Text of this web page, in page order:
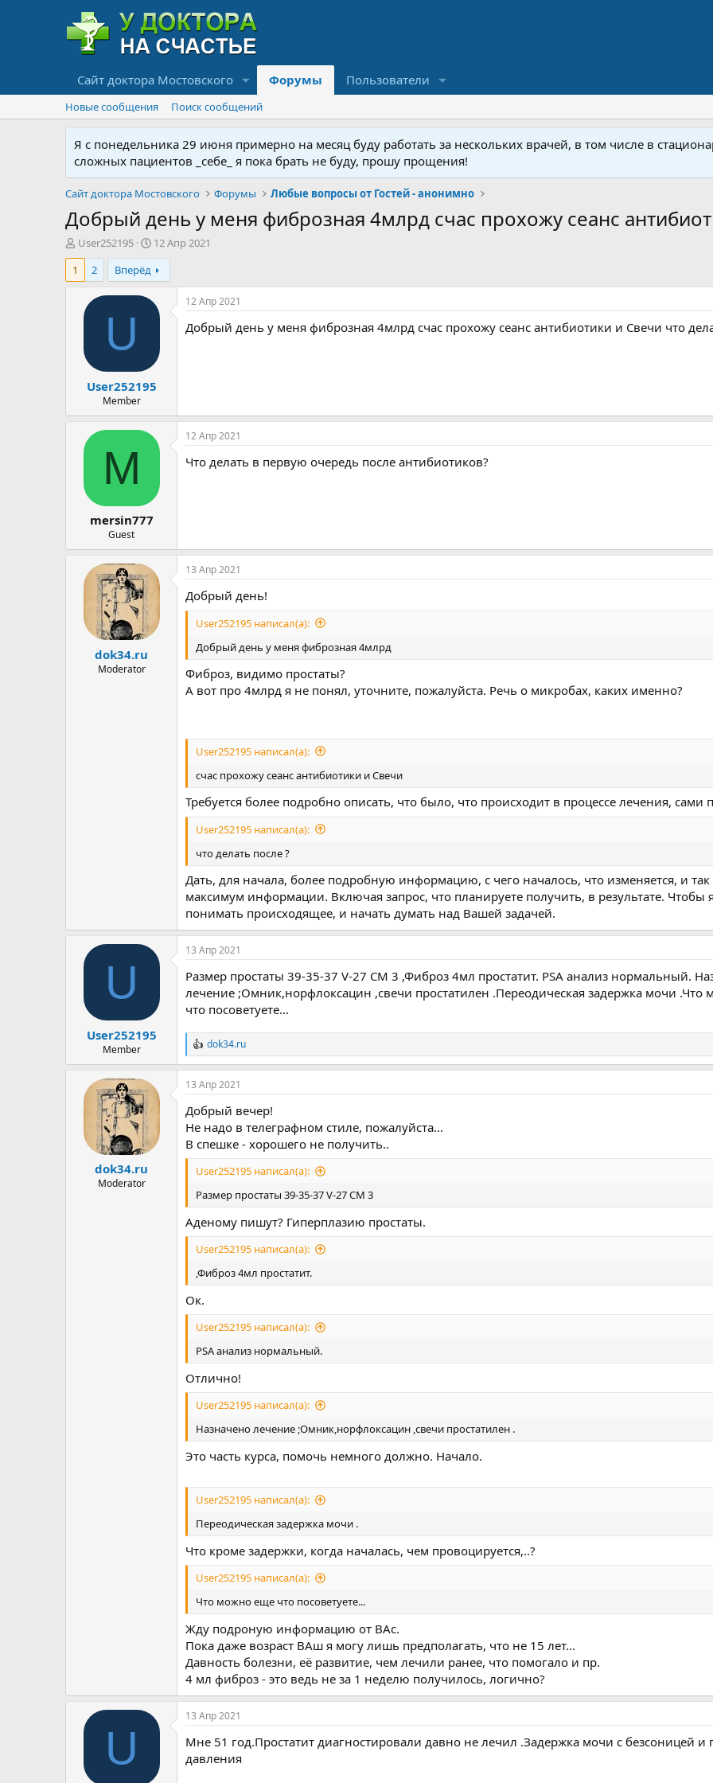
Сайт доктора Мостовского Форумы Пользователи
Новые сообщения Поиск сообщений
Я с понедельника 29 июня примерно на месяц буду работать за нескольких врачей, в том числе в
сложных пациентов _себе_ я пока брать не буду, прошу прощения!
Сайт доктора Мостовского Форумы Любые вопросы от Гостей - анонимно
Добрый день у меня фиброзная 4млрд счас прохожу сеанс
А
в
о
ы
User252195
Д
а
т
а
н
а
л
12 Апр 2021
1
2 Вперёд
U
User252195
Member
12 Апр 2021
Добрый день у меня фиброзная 4млрд счас прохожу сеанс антибиотики и Свечи что
M
mersin777
Guest
12 Апр 2021
Что делать в первую очередь после антибиотиков?
dok34.ru
Moderator
13 Апр 2021
Добрый день!
User252195 написал(а):
Добрый день у меня фиброзная 4млрд
Фиброз, видимо простаты?
А вот про 4млрд я не понял, уточните, пожалуйста. Речь о микробах, каких именно?
User252195 написал(а):
счас прохожу сеанс антибиотики и Свечи
Требуется более подробно описать, что было, что происходит в процессе лечения, сами
User252195 написал(а):
что делать после ?
Дать, для начала, более подробную информацию, с чего началось, что изменяется, и так
максимум информации. Включая запрос, что планируете получить, в результате. Чтобы
понимать происходящее, и начать думать над Вашей задачей.
U
User252195
Member
13 Апр 2021
Размер простаты 39-35-37 V-27 СМ 3 ,Фиброз 4мл простатит. PSA анализ нормальный.
лечение ;Омник,норфлоксацин ,свечи простатилен .Переодическая задержка мочи .Что
что посоветуете...
Р
е
а
к
и
и
:
dok34.ru
dok34.ru
Moderator
13 Апр 2021
Добрый вечер!
Не надо в телеграфном стиле, пожалуйста...
В спешке - хорошего не получить..
User252195 написал(а):
Размер простаты 39-35-37 V-27 СМ 3
Аденому пишут? Гиперплазию простаты.
User252195 написал(а):
,Фиброз 4мл простатит.
Ок.
User252195 написал(а):
PSA анализ нормальный.
Отлично!
User252195 написал(а):
Назначено лечение ;Омник,норфлоксацин ,свечи простатилен .
Это часть курса, помочь немного должно. Начало.
User252195 написал(а):
Переодическая задержка мочи .
Что кроме задержки, когда началась, чем провоцируется,..?
User252195 написал(а):
Что можно еще что посоветуете...
Жду подроную информацию от ВАс.
Пока даже возраст ВАш я могу лишь предполагать, что не 15 лет...
Давность болезни, её развитие, чем лечили ранее, что помогало и пр.
4 мл фиброз - это ведь не за 1 неделю получилось, логично?
U
13 Апр 2021
Мне 51 год.Простатит диагностировали давно не лечил .Задержка мочи с безсоницей
давления